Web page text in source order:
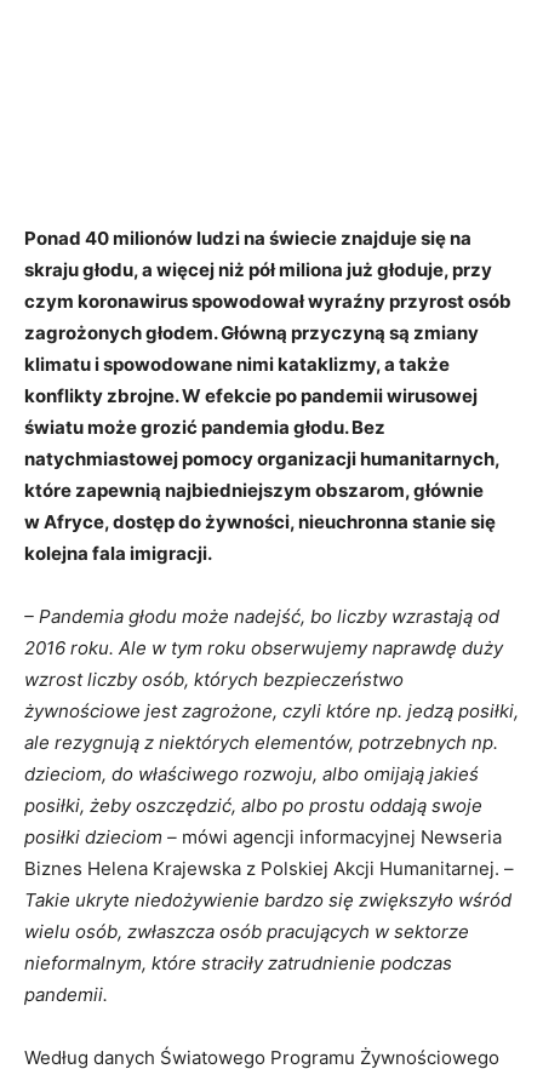
Ponad 40 milionów ludzi na świecie znajduje się na
skraju głodu, a więcej niż pół miliona już głoduje, przy
czym koronawirus spowodował wyraźny przyrost osób
zagrożonych głodem. Główną przyczyną są zmiany
klimatu i spowodowane nimi kataklizmy, a także
konflikty zbrojne. W efekcie po pandemii wirusowej
światu może grozić pandemia głodu. Bez
natychmiastowej pomocy organizacji humanitarnych,
które zapewnią najbiedniejszym obszarom, głównie
w Afryce, dostęp do żywności, nieuchronna stanie się
kolejna fala imigracji.
– Pandemia głodu może nadejść, bo liczby wzrastają od
2016 roku. Ale w tym roku obserwujemy naprawdę duży
wzrost liczby osób, których bezpieczeństwo
żywnościowe jest zagrożone, czyli które np. jedzą posiłki,
ale rezygnują z niektórych elementów, potrzebnych np.
dzieciom, do właściwego rozwoju, albo omijają jakieś
posiłki, żeby oszczędzić, albo po prostu oddają swoje
posiłki dzieciom – mówi agencji informacyjnej Newseria
Biznes Helena Krajewska z Polskiej Akcji Humanitarnej. –
Takie ukryte niedożywienie bardzo się zwiększyło wśród
wielu osób, zwłaszcza osób pracujących w sektorze
nieformalnym, które straciły zatrudnienie podczas
pandemii.
Według danych Światowego Programu Żywnościowego